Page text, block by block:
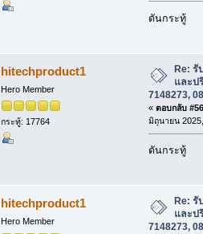
ดันกระทู้
hitechproduct1
Hero Member
กระทู้: 17764
Re:
และป
7148273,
« ตอบกลับ
มิถุนายน
ดันกระทู้
hitechproduct1
Hero Member
Re:
และป
7148273,